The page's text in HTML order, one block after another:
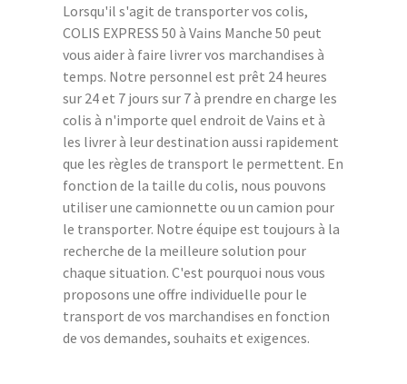
Lorsqu'il s'agit de transporter vos colis,
COLIS EXPRESS 50 à Vains Manche 50 peut
vous aider à faire livrer vos marchandises à
temps. Notre personnel est prêt 24 heures
sur 24 et 7 jours sur 7 à prendre en charge les
colis à n'importe quel endroit de Vains et à
les livrer à leur destination aussi rapidement
que les règles de transport le permettent. En
fonction de la taille du colis, nous pouvons
utiliser une camionnette ou un camion pour
le transporter. Notre équipe est toujours à la
recherche de la meilleure solution pour
chaque situation. C'est pourquoi nous vous
proposons une offre individuelle pour le
transport de vos marchandises en fonction
de vos demandes, souhaits et exigences.